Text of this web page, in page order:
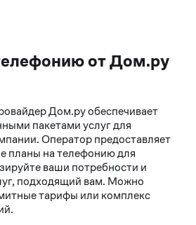
от Дом.ру
Дом.ру обеспечивает
пакетами услуг для
Оператор предоставляет
планы на телефонию для
ваши потребности и
подходящий вам. Можно
тарифы или комплекс